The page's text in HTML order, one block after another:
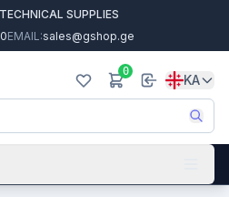
SUPPLIES
EMAIL:sales@gshop.ge
0
KA